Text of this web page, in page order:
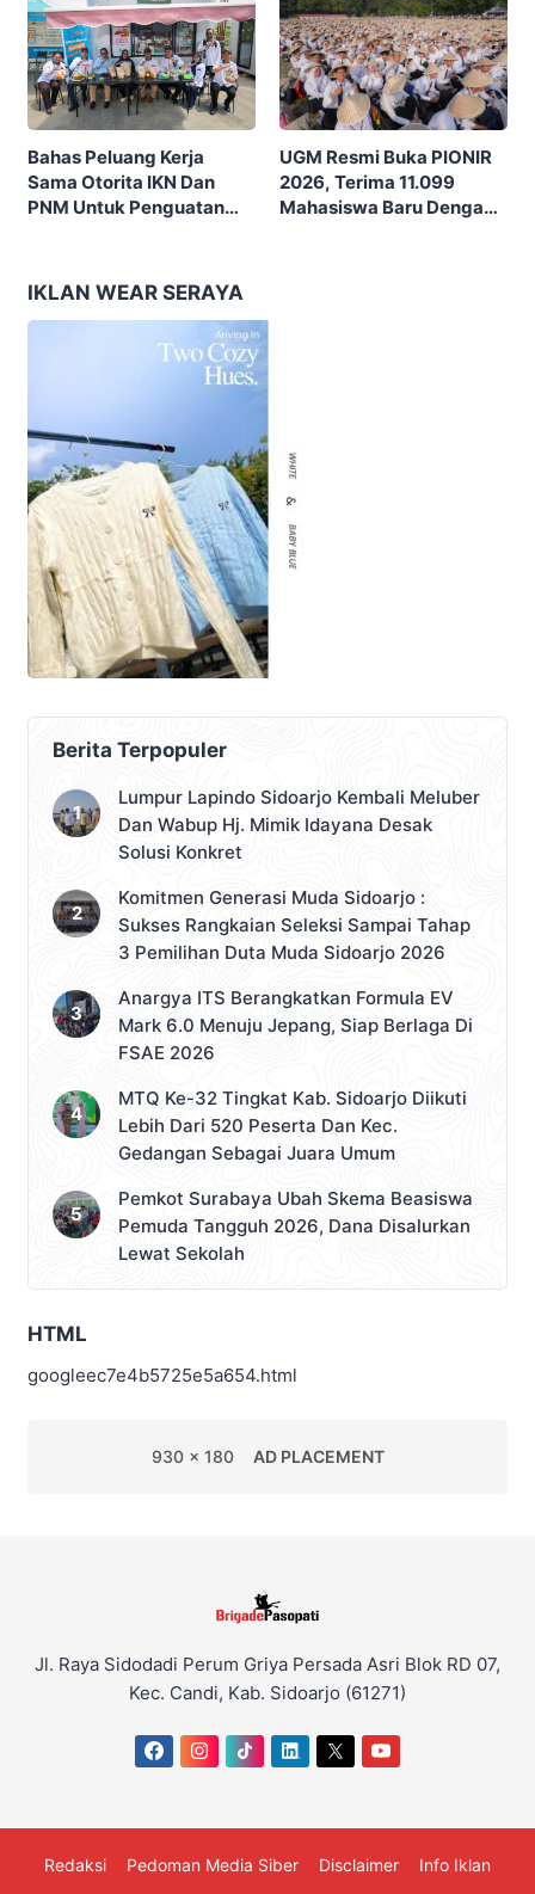
Bahas Peluang Kerja
Sama Otorita IKN Dan
PNM Untuk Penguatan
UGM Resmi Buka PIONIR
2026, Terima 11.099
Mahasiswa Baru Dengan
IKLAN WEAR SERAYA
Berita Terpopuler
Lumpur Lapindo Sidoarjo Kembali Meluber
Dan Wabup Hj. Mimik Idayana Desak
Solusi Konkret
Komitmen Generasi Muda Sidoarjo :
Sukses Rangkaian Seleksi Sampai Tahap
3 Pemilihan Duta Muda Sidoarjo 2026
Anargya ITS Berangkatkan Formula EV
Mark 6.0 Menuju Jepang, Siap Berlaga Di
FSAE 2026
MTQ Ke-32 Tingkat Kab. Sidoarjo Diikuti
Lebih Dari 520 Peserta Dan Kec.
Gedangan Sebagai Juara Umum
Pemkot Surabaya Ubah Skema Beasiswa
Pemuda Tangguh 2026, Dana Disalurkan
Lewat Sekolah
HTML
googleec7e4b5725e5a654.html
930 x 180 AD PLACEMENT
Jl. Raya Sidodadi Perum Griya Persada Asri Blok RD 07,
Kec. Candi, Kab. Sidoarjo (61271)
Redaksi Pedoman Media Siber Disclaimer Info Iklan